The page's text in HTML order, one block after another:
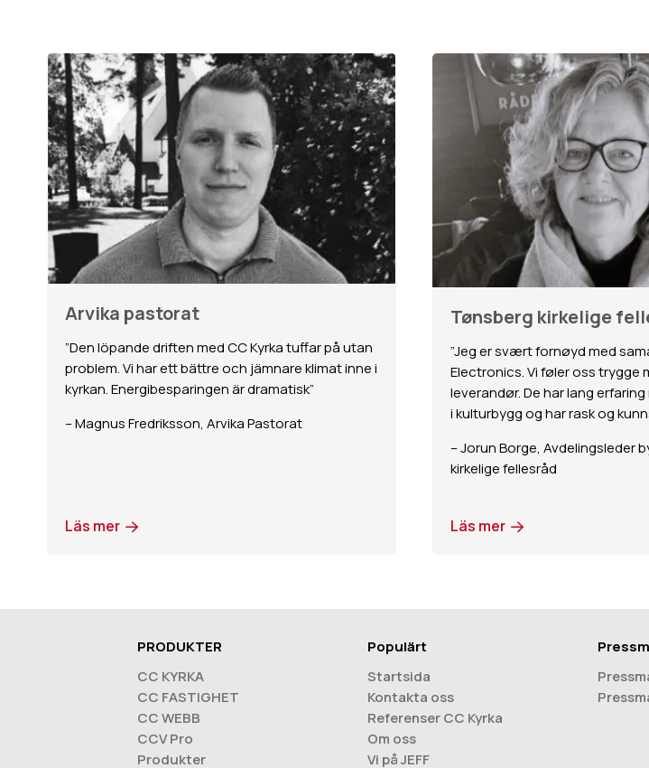
Arvika pastorat
”Den löpande driften med CC Kyrka tuffar på utan
problem. Vi har ett bättre och jämnare klimat inne i
kyrkan. Energibesparingen är dramatisk”
– Magnus Fredriksson, Arvika Pastorat
Läs mer
Tønsberg kirkelige
”Jeg er svært fornøyd med
Electronics. Vi føler oss trygge
leverandør. De har lang
i kulturbygg og har rask og
– Jorun Borge, Avdelingsleder
kirkelige fellesråd
Läs mer
PRODUKTER
CC KYRKA
CC FASTIGHET
CC WEBB
CCV Pro
Produkter
Populärt
Startsida
Kontakta oss
Referenser CC Kyrka
Om oss
Vi på JEFF